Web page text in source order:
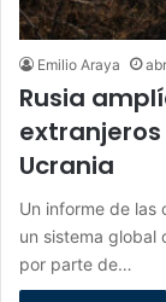
Emilio Araya
Rusia
Ucrania
Un informe de las
un sistema global
por parte de…